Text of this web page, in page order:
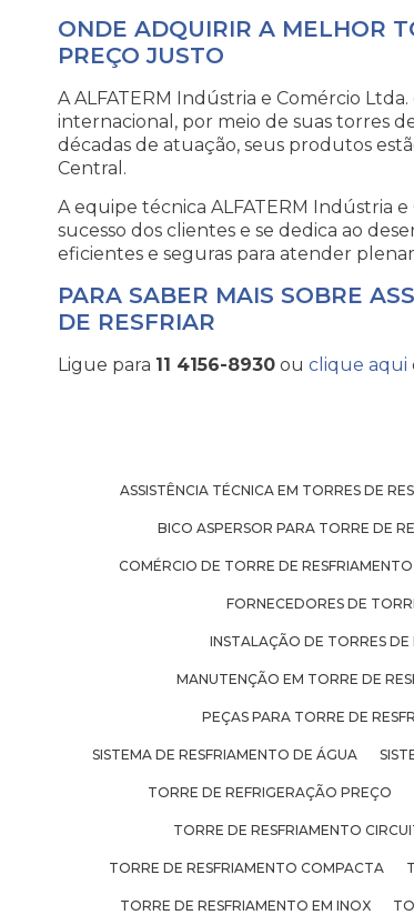
ONDE ADQUIRIR A MELHOR
PREÇO JUSTO
A ALFATERM Indústria e Comércio
internacional, por meio de suas torres
décadas de atuação, seus produtos
Central.
A equipe técnica ALFATERM Indústria
sucesso dos clientes e se dedica ao
eficientes e seguras para atender
PARA SABER MAIS SOBRE
DE RESFRIAR
Ligue para 11 4156-8930 ou clique aqui
ASSISTÊNCIA TÉCNICA EM TORRES DE
BICO ASPERSOR PARA TORRE DE
COMÉRCIO DE TORRE DE RESFRIAMENTO
FORNECEDORES DE
INSTALAÇÃO DE TORRES DE
MANUTENÇÃO EM TORRE DE
PEÇAS PARA TORRE DE
SISTEMA DE RESFRIAMENTO DE ÁGUA
TORRE DE REFRIGERAÇÃO PREÇO
TORRE DE RESFRIAMENTO
TORRE DE RESFRIAMENTO COMPACTA
TORRE DE RESFRIAMENTO EM INOX